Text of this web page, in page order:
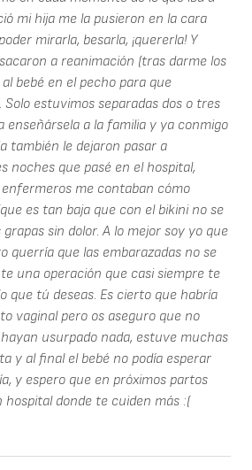
mi hija me la pusieron en la cara
mirarla, besarla, ¡quererla! Y
a reanimación (tras darme los
bebé en el pecho para que
estuvimos separadas dos o tres
enseñársela a la familia y ya conmigo
también le dejaron pasar a
noches que pasé en el hospital,
me contaban cómo
es tan baja que con el bikini no se
sin dolor. A lo mejor soy yo que
querría que las embarazadas no se
una operación que casi siempre te
que tú deseas. Es cierto que habría
vaginal pero os aseguro que no
usurpado nada, estuve muchas
y al final el bebé no podía esperar
y espero que en próximos partos
donde te cuiden más :(